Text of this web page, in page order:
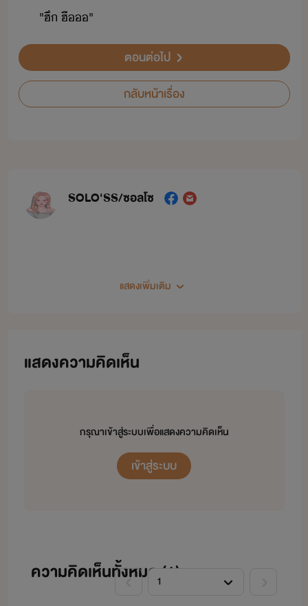
"​ฮึ​ ​ฮื​​"
ตอนต่อไป
กลับหน้าเรื่อง
SOLO'SS/ซอลโซ
Solo'ss
ไรต์จะวางขายแค่ที่MEB
สามารถหาโหลดได้โดยค้นหาชื่อเรื่องที่ต้องการ หรือ
แสดงเพิ่มเติม
แสดงความคิดเห็น
กรุณาเข้าสู่ระบบเพื่อแสดงความคิดเห็น
เข้าสู่ระบบ
ความคิดเห็นทั้งหมด (1)